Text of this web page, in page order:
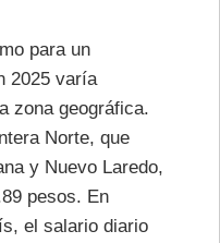
para un
2025 varía
zona geográfica.
Norte, que
y Nuevo Laredo,
pesos. En
el salario diario